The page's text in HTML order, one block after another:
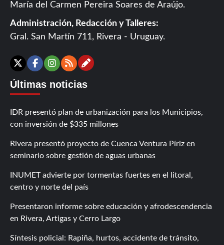
María del Carmen Pereira Soares de Araújo.
Administración, Redacción y Talleres:
Gral. San Martín 711, Rivera - Uruguay.
X Facebook
Instagram
RSSContáctanos
Últimas noticias
IDR presentó plan de urbanización para los Municipios,
con inversión de $335 millones
Rivera presentó proyecto de Cuenca Ventura Píriz en
seminario sobre gestión de aguas urbanas
INUMET advierte por tormentas fuertes en el litoral,
centro y norte del país
Presentaron informe sobre educación y afrodescendencia
en Rivera, Artigas y Cerro Largo
Síntesis policial: Rapiña, hurtos, accidente de tránsito,